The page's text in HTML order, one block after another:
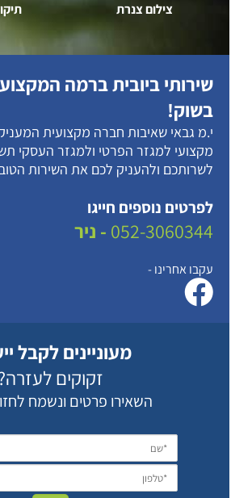
צילום צנרת
שירותי ביובית ברמה
בשוק!
י.מ גבאי שאיבות חברה מקצועית
מקצועי למגזר הפרטי ולמגזר העסקי
לשרותכם ולהעניק לכם את השירות
לפרטים נוספים חייגו
052-3060344 - ניר
עקבו אחרינו -
מעוניינים לקבל
זקוקים
השאירו פרטים ונשמח